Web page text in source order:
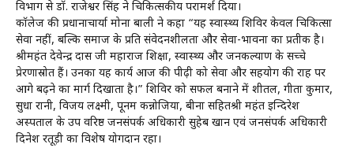
विभाग से डॉ. राजेश्वर सिंह ने चिकित्सकीय परामर्श दिया।
कॉलेज की प्रधानाचार्या मोना बाली ने कहा “यह स्वास्थ्य शिविर केवल चिकित्सा
सेवा नहीं, बल्कि समाज के प्रति संवेदनशीलता और सेवा-भावना का प्रतीक है।
श्रीमहंत देवेन्द्र दास जी महाराज शिक्षा, स्वास्थ्य और जनकल्याण के सच्चे
प्रेरणास्रोत हैं। उनका यह कार्य आज की पीढ़ी को सेवा और सहयोग की राह पर
आगे बढ़ने का मार्ग दिखाता है।” शिविर को सफल बनाने में शीतल, गीता कुमार,
सुधा रानी, विजय लक्ष्मी, पूनम कन्नोजिया, बीना सहितश्री महंत इन्दिरेश
अस्पताल के उप वरिष्ठ जनसंपर्क अधिकारी सुहेब खान एवं जनसंपर्क अधिकारी
दिनेश रतूड़ी का विशेष योगदान रहा।